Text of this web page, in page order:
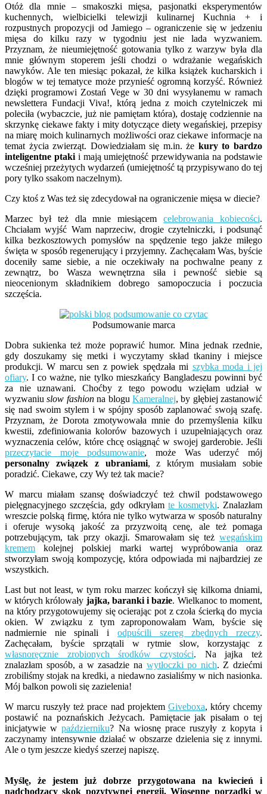
Otóż dla mnie – smakoszki mięsa, pasjonatki eksperymentów
kuchennych, wielbicielki telewizji kulinarnej Kuchnia + i
rozpustnych propozycji od Jamiego – ograniczenie się w jedzeniu
mięsa do kilku razy w tygodniu jest nie lada wyzwaniem.
Przyznam, że nieumiejętność gotowania tylko z warzyw była dla
mnie głównym stoperem jeśli chodzi o wdrażanie wegańskich
nawyków. Ale ten miesiąc pokazał, że kilka książek kucharskich i
blogów w tej tematyce może przynieść ogromną korzyść. Również
dzięki programowi Zostań Vege w 30 dni wysyłanemu w ramach
newslettera Fundacji Viva!, którą jedna z moich czytelniczek mi
poleciła (wybaczcie, już nie pamiętam która), dostaję codziennie na
skrzynkę ciekawe fakty i mity dotyczące diety wegańskiej, przepisy
na miarę moich kulinarnych możliwości oraz ciekawe informacje na
temat życia zwierząt. Dowiedziałam się m.in. że kury to bardzo
inteligentne ptakii mają umiejętność przewidywania na podstawie
wcześniej przeżytych wydarzeń (umiejętność tą przypisywano do tej
pory tylko ssakom naczelnym).
Czy ktoś z Was też się zdecydował na ograniczenie mięsa w diecie?
Marzec był też dla mnie miesiącemcelebrowania kobiecości.
Chciałam wyjść Wam naprzeciw, drogie czytelniczki, i podsunąć
kilka bezkosztowych pomysłów na spędzenie tego jakże miłego
święta w sposób regenerujący i przyjemny. Zachęcałam Was, byście
doceniły same siebie, a nie oczekiwały na pochwalne peany z
zewnątrz, bo Wasza wewnętrzna siła i pewność siebie są
nieocenionym składnikiem dobrego samopoczucia i poczucia
szczęścia.
Podsumowanie marca
Dobra sukienka też może poprawić humor. Mina jednak rzednie,
gdy doszukamy się metki i wyczytamy skład tkaniny i miejsce
produkcji. W marcu sen z powiek spędzała mi szybka moda i jej
ofiary. I co ważne, nie tylko mieszkańcy Bangladeszu powinni być
za nie uznawani. Choćby z tego powodu wzięłam udział w
wyzwaniuslow fashionna blogu Kameralnej, by głębiej zastanowić
się nad swoim stylem i w spójny sposób zaplanować swoją szafę.
Przyznam, że Dorota zmotywowała mnie do przemyślenia kilku
kwestii, zdefiniowania kolorów bazowych i uzupełniających oraz
wyznaczenia celów, które chcę osiągnąć w swojej garderobie. Jeśli
przeczytacie moje podsumowanie, może Was uderzyć mój
personalny związek z ubraniami, z którym musiałam sobie
poradzić. Ciekawe, czy Wy też tak macie?
W marcu miałam szansę doświadczyć też chwil podstawowego
pielęgnacyjnego szczęścia, gdy odkryłam te kosmetyki. Znalazłam
wreszcie polską firmę, która nie tylko wytwarza w sposób naturalny
i oferuje wysoką jakość za przyzwoitą cenę, ale też pomaga
potrzebującym, tak przy okazji. Smarowałam się też wegańskim
kremem kolejnej polskiej marki wartej wypróbowania oraz
stworzyłam swoją kompozycję, która odpowiada mi najbardziej ze
wszystkich.
Last but not least, w tym roku marzec kończył się kilkoma dniami,
w których królowały jajka, baranki i bazie. Wielkanoc to moment,
na który przygotowujemy się ocierając pot z czoła ścierką do mycia
okien. W związku z tym zaproponowałam Wam, byście się
nadmiernie nie spinali i odpuścili szereg zbędnych rzeczy.
Zachęcałam, byście sprzątali w rytmie slow, korzystając z
własnoręcznie zrobionych środków czystości. Na jajka też
znalazłam sposób, a w zasadzie na wytłoczki po nich. Z dziećmi
zrobiliśmy stojak na kredki, a niedawno zasialiśmy w nich nasionka.
Mój balkon powoli się zazielenia!
W marcu ruszyły też prace nad projektem Giveboxa, który chcemy
postawić na poznańskich Jeżycach. Pamiętacie jak pisałam o tej
inicjatywie wpaździerniku? Na wiosnę prace ruszyły z kopyta i
zaczynamy intensywnie działać w obszarze dzielenia się z innymi.
Ale o tym jeszcze kiedyś szerzej napiszę.
Myślę, że jestem już dobrze przygotowana na kwiecień i
nadchodzący skok pozytywnej energii. Wiosenne porządki w